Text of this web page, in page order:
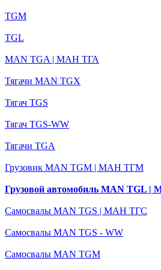
TGM
TGL
MAN TGA | МАН ТГА
Тягачи MAN TGX
Тягач TGS
Тягач TGS-WW
Тягачи TGA
Грузовик MAN TGM | МАН ТГМ
Грузовой автомобиль MAN TGL |
Самосвалы MAN TGS | МАН ТГС
Самосвалы MAN TGS - WW
Самосвалы MAN TGM